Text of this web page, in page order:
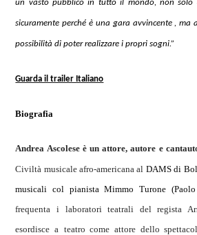
un vasto pubblico in tutto il mondo, non solo
sicuramente perché è una gara avvincente , ma
possibilità di poter realizzare i propri sogni.”
Guarda il trailer Italiano
Biografia
Andrea Ascolese è un attore, autore e
Civiltà musicale afro-americana al DAMS di
musicali col pianista Mimmo Turone (Paolo
frequenta i laboratori teatrali del regista
esordisce a teatro come attore dello